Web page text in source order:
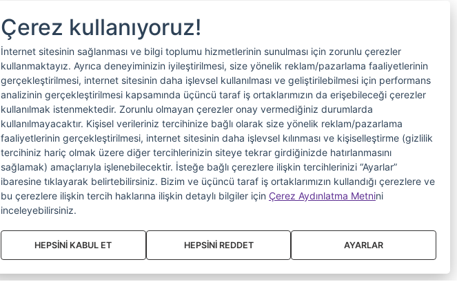
Çerez kullanıyoruz!
İnternet sitesinin sağlanması ve bilgi toplumu hizmetlerinin sunulması için zorunlu çerezler
kullanmaktayız. Ayrıca deneyiminizin iyileştirilmesi, size yönelik reklam/pazarlama faaliyetlerinin
gerçekleştirilmesi, internet sitesinin daha işlevsel kullanılması ve geliştirilebilmesi için performans
analizinin gerçekleştirilmesi kapsamında üçüncü taraf iş ortaklarımızın da erişebileceği çerezler
kullanılmak istenmektedir. Zorunlu olmayan çerezler onay vermediğiniz durumlarda
kullanılmayacaktır. Kişisel verileriniz tercihinize bağlı olarak size yönelik reklam/pazarlama
faaliyetlerinin gerçekleştirilmesi, internet sitesinin daha işlevsel kılınması ve kişiselleştirme (gizlilik
tercihiniz hariç olmak üzere diğer tercihlerinizin siteye tekrar girdiğinizde hatırlanmasını
sağlamak) amaçlarıyla işlenebilecektir. İsteğe bağlı çerezlere ilişkin tercihlerinizi “Ayarlar”
ibaresine tıklayarak belirtebilirsiniz. Bizim ve üçüncü taraf iş ortaklarımızın kullandığı çerezlere ve
bu çerezlere ilişkin tercih haklarına ilişkin detaylı bilgiler için Çerez Aydınlatma Metnini
inceleyebilirsiniz.
HEPSİNİ KABUL ET HEPSİNİ REDDET AYARLAR